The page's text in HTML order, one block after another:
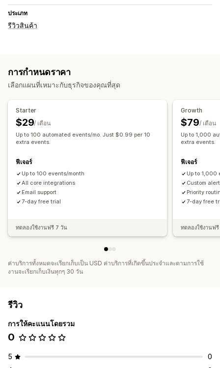
ประเภท
รีวิวสินค้า
การกำหนดราคา
เลือกแผนที่เหมาะกับธุรกิจของคุณที่สุด
Starter
$29/ เดือน
Up to 100 automated events/mo. Just $0.99 per 10
extra events.
ฟีเจอร์
Up to 100 events/month
All core integrations
Email support
7-day free trial
ทดลองใช้งานฟรี 7 วัน
Growth
$79/ เดือน
Up to 1,000
extra events.
ฟีเจอร์
Up to 1,000
Custom
Priority
7-day free
ทดลองใช้งานฟ
ค่าบริการทั้งหมดจะเรียกเก็บเป็น USD ค่าบริการที่เกิดขึ้นประจำและตามการใช้
งานจะเรียกเก็บเงินทุกๆ 30 วัน
รีวิว
การให้คะแนนโดยรวม
0
5
0